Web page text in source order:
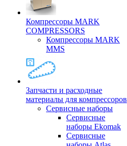
Компрессоры MARK
COMPRESSORS
Компрессоры MARK
MMS
Запчасти и расходные
материалы для компрессоров
Cервисные наборы
Сервисные
наборы Ekomak
Cервисные